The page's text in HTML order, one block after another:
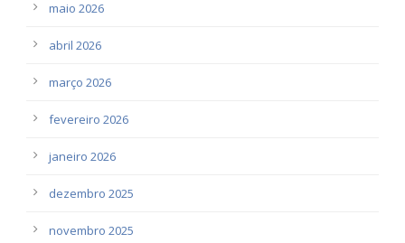
maio 2026
abril 2026
março 2026
fevereiro 2026
janeiro 2026
dezembro 2025
novembro 2025